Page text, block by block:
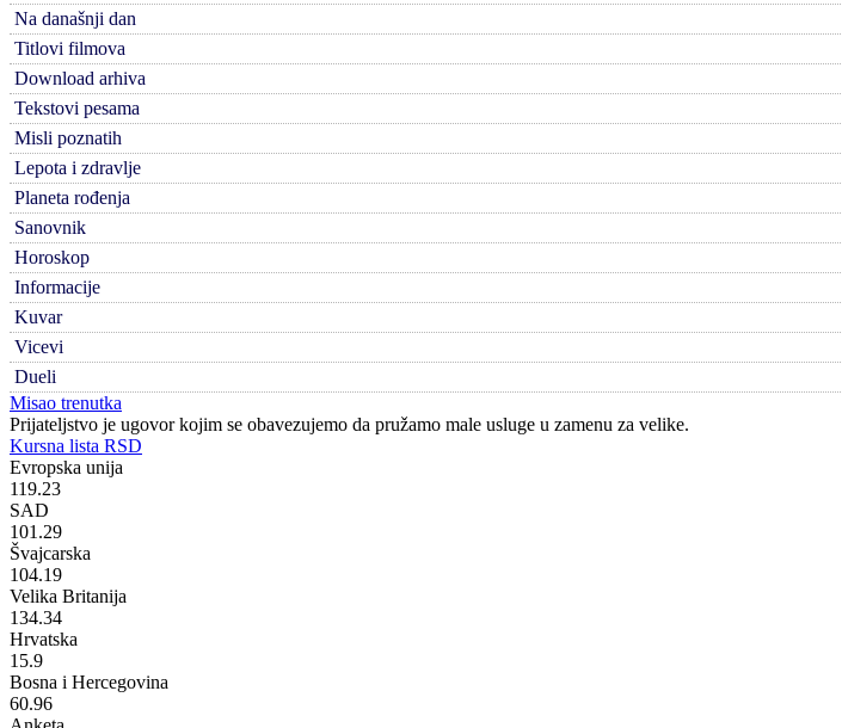
Na današnji dan
Titlovi filmova
Download arhiva
Tekstovi pesama
Misli poznatih
Lepota i zdravlje
Planeta rođenja
Sanovnik
Horoskop
Informacije
Kuvar
Vicevi
Dueli
Misao trenutka
Prijateljstvo je ugovor kojim se obavezujemo da pružamo male usluge u zamenu za velike.
Kursna lista RSD
Evropska unija
119.23
SAD
101.29
Švajcarska
104.19
Velika Britanija
134.34
Hrvatska
15.9
Bosna i Hercegovina
60.96